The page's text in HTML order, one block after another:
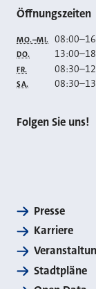
Öffnungszeiten
MO.–MI. 08:00–
DO. 13:00–
FR. 08:30–
SA. 08:30–
Folgen Sie uns!
Presse
Karriere
Stadtpläne